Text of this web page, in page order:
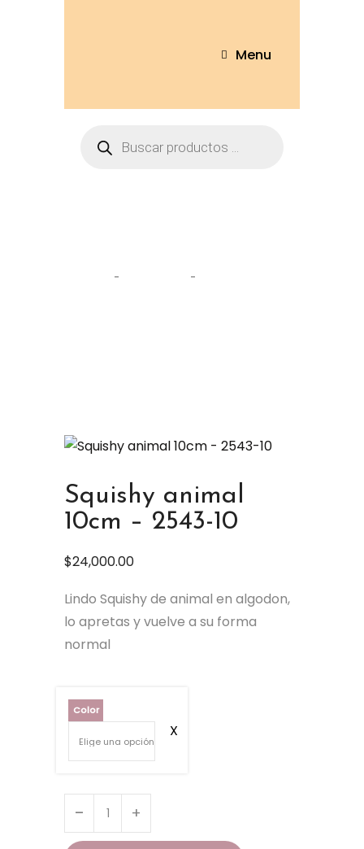
Menu
Squishy animal
10cm – 2543-10
$24,000.00
Lindo Squishy de animal en algodon,
lo apretas y vuelve a su forma
normal
Color